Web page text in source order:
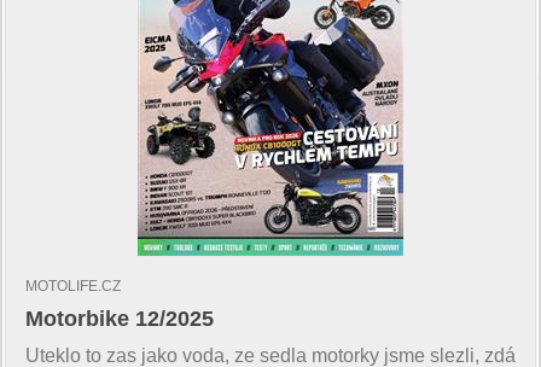
MOTOLIFE.CZ
Motorbike 12/2025
Uteklo to zas jako voda, ze sedla motorky jsme slezli, zdá